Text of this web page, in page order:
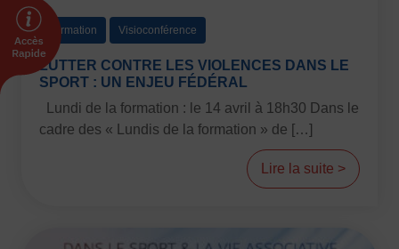
Réaffiliation
Prise de licence
JE SOUHAITE TROUVER UN COMITÉ
Affiliation
Formation Visioconférence
LUTTER CONTRE LES VIOLENCES DANS LE
SPORT : UN ENJEU FÉDÉRAL
Lundi de la formation : le 14 avril à 18h30 Dans le
cadre des « Lundis de la formation » de […]
Lire la suite >